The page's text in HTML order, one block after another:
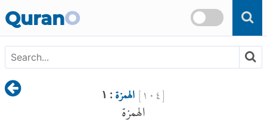
Skip to main content
QuranO
[١٠٤]الهمزة : ١ الهمزة